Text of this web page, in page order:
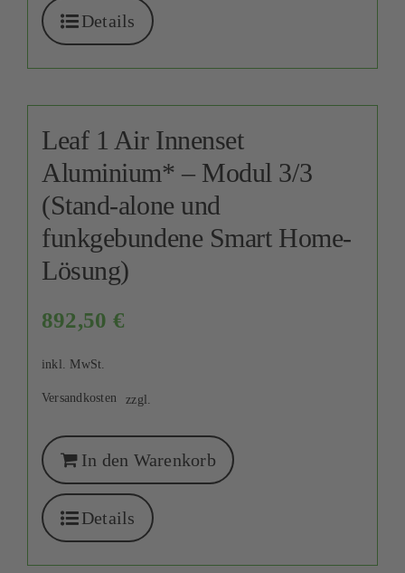
Details
Leaf 1 Air Innenset
Aluminium* – Modul 3/3
(Stand-alone und
funkgebundene Smart Home-
Lösung)
892,50 €
inkl. MwSt.
zzgl.
Versandkosten
In den Warenkorb
Details